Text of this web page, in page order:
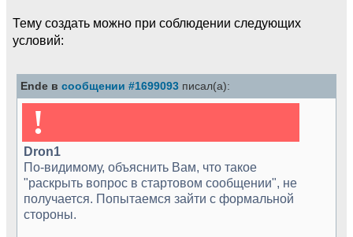
Тему создать можно при соблюдении следующих
условий:
Ende в сообщении #1699093 писал(а):
!
Dron1
По-видимому, объяснить Вам, что такое
"раскрыть вопрос в стартовом сообщении", не
получается. Попытаемся зайти с формальной
стороны.